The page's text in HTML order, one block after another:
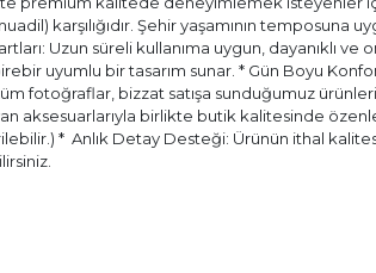
karşılığıdır. Şehir yaşamının temposuna
Uzun süreli kullanıma uygun, dayanıklı
uyumlu bir tasarım sunar. * Gün Boyu
fotoğraflar, bizzat satışa sunduğumuz
aksesuarlarıyla birlikte butik kalitesinde
* ⁠ Anlık Detay Desteği: Ürünün ithal